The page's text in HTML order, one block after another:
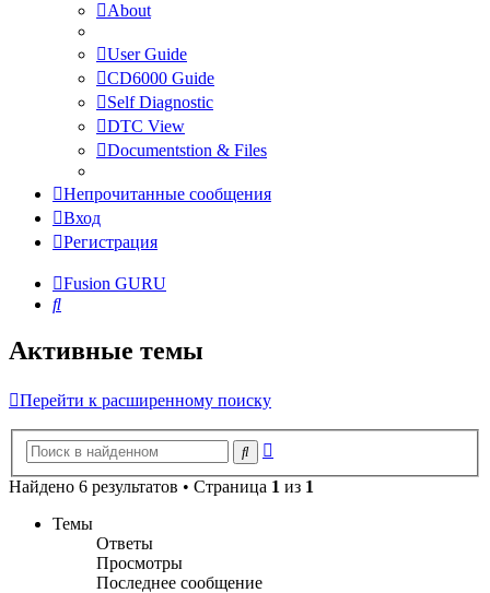
About
User Guide
CD6000 Guide
Self Diagnostic
DTC View
Documentstion & Files
Непрочитанные сообщения
Вход
Регистрация
Fusion GURU
Поиск
Активные темы
Перейти к расширенному поиску
Поиск
Найдено 6 результатов • Страница 1 из 1
Темы
Ответы
Просмотры
Последнее сообщение